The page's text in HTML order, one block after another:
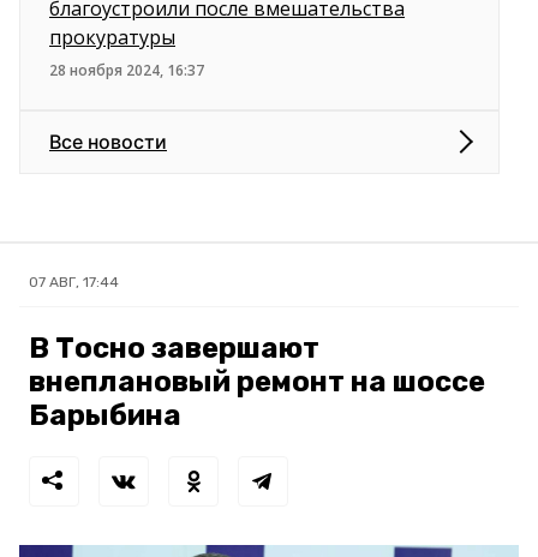
благоустроили после вмешательства
прокуратуры
28 ноября 2024, 16:37
Все новости
07 АВГ, 17:44
В Тосно завершают
внеплановый ремонт на шоссе
Барыбина